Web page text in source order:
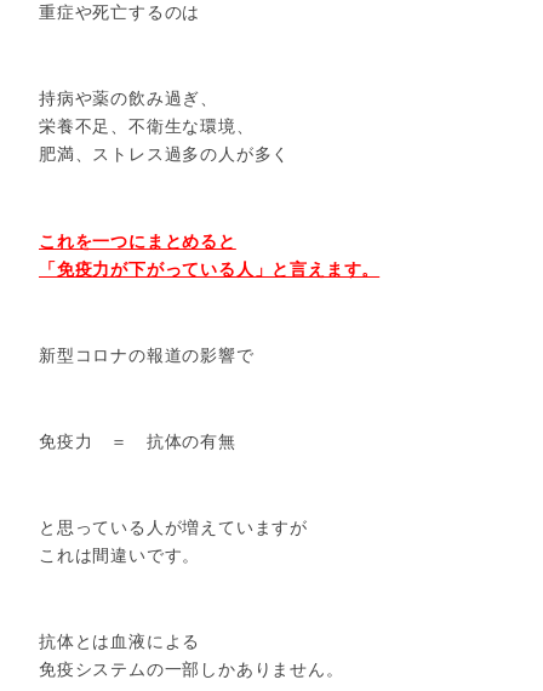
重症や死亡するのは
持病や薬の飲み過ぎ、
栄養不足、不衛生な環境、
肥満、ストレス過多の人が多く
これを一つにまとめると
「免疫力が下がっている人」と言えます。
新型コロナの報道の影響で
免疫力 ＝ 抗体の有無
と思っている人が増えていますが
これは間違いです。
抗体とは血液による
免疫システムの一部しかありません。